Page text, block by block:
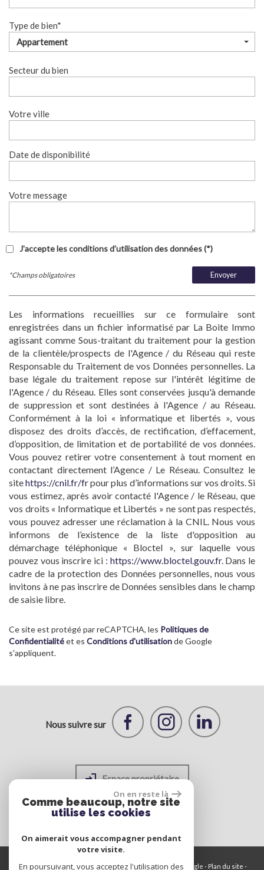
Type de bien*
Appartement
Secteur du bien
Votre ville
Date de disponibilité
Votre message
J'accepte les conditions d'utilisation des données (*)
Envoyer
*Champs obligatoires
Les informations recueillies sur ce formulaire sont
enregistrées dans un fichier informatisé par La Boite Immo
agissant comme Sous-traitant du traitement pour la gestion
de la clientèle/prospects de l'Agence / du Réseau qui reste
Responsable du Traitement de vos Données personnelles. La
base légale du traitement repose sur l'intérêt légitime de
l'Agence / du Réseau. Elles sont conservées jusqu'à demande
de suppression et sont destinées à l'Agence / au Réseau.
Conformément à la loi « informatique et libertés », vous
disposez des droits d’accès, de rectification, d’effacement,
d’opposition, de limitation et de portabilité de vos données.
Vous pouvez retirer votre consentement à tout moment en
contactant directement l’Agence / Le Réseau. Consultez le
sitehttps://cnil.fr/frpour plus d’informations sur vos droits. Si
vous estimez, après avoir contacté l'Agence / le Réseau, que
vos droits « Informatique et Libertés » ne sont pas respectés,
vous pouvez adresser une réclamation à la CNIL. Nous vous
informons de l’existence de la liste d'opposition au
démarchage téléphonique « Bloctel », sur laquelle vous
pouvez vous inscrire ici : https://www.bloctel.gouv.fr. Dans le
cadre de la protection des Données personnelles, nous vous
invitons à ne pas inscrire de Données sensibles dans le champ
de saisie libre.
Ce site est protégé par reCAPTCHA, les Politiques de
Confidentialitéet es Conditions d'utilisationde Google
s'appliquent.
Nous suivre sur
Espace propriétaire
© 2026 | Tous droits réservés | Traduction powered by Google - Plan du site -
On en reste là
Comme beaucoup, notre site
utilise les cookies
On aimerait vous accompagner pendant
votre visite.
En poursuivant, vous acceptez l'utilisation des